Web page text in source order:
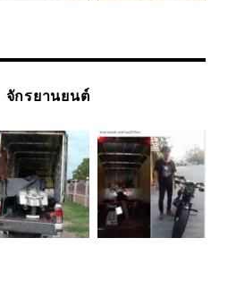
กรยานยนต์